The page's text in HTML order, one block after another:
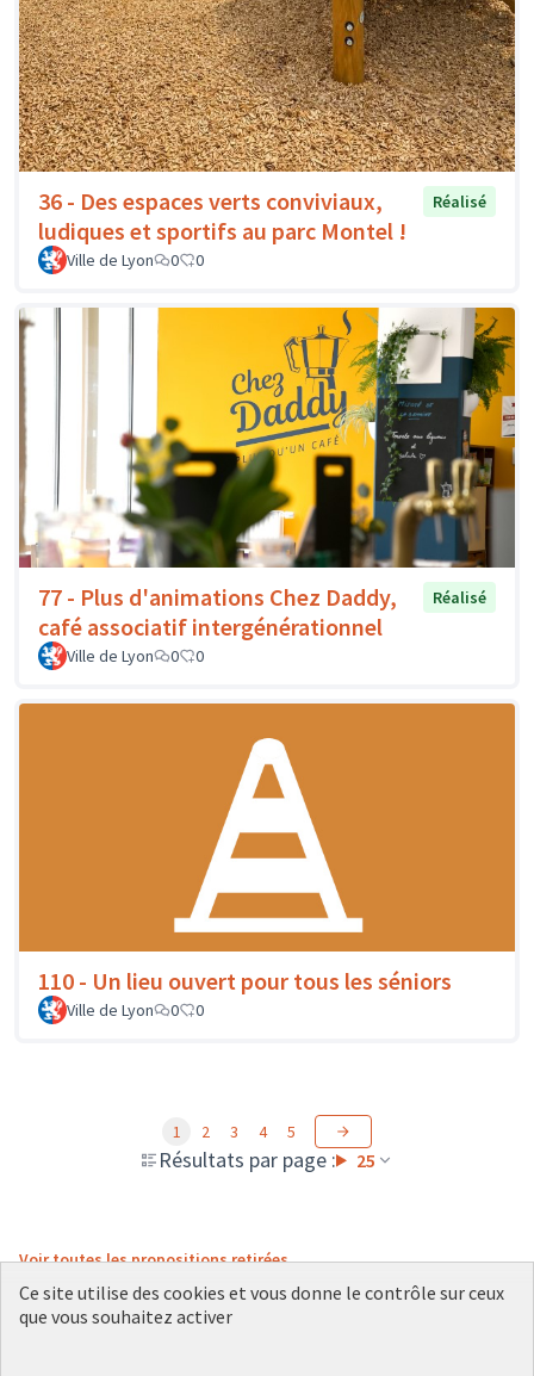
36 - Des espaces verts conviviaux,
ludiques et sportifs au parc Montel !
Réalisé
Ville de Lyon 0 0
77 - Plus d'animations Chez Daddy,
café associatif intergénérationnel
Réalisé
Ville de Lyon 0 0
110 - Un lieu ouvert pour tous les séniors
Ville de Lyon 0 0
Résultats par page : 25
1 2 3 4 5
Voir toutes les propositions retirées
Ce site utilise des cookies et vous donne le contrôle sur ceux
que vous souhaitez activer